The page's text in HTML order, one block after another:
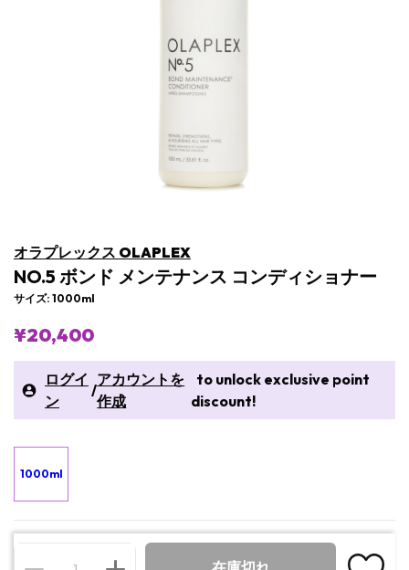
オラプレックス OLAPLEX
NO.5 ボンド メンテナンス コンディショナー
サイズ: 1000ml
¥20,400
ログイ
ン
/
アカウントを
作成
to unlock exclusive point
discount!
1000ml